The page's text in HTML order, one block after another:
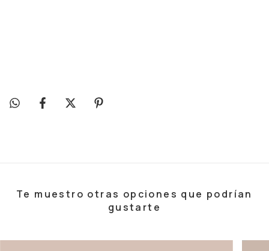
Te muestro otras opciones que podrían
gustarte